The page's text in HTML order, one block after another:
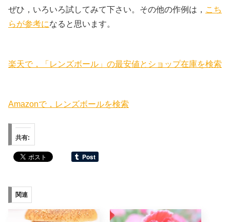
ぜひ，いろいろ試してみて下さい。その他の作例は， こち
らが参考になると思います。
楽天で，「レンズボール」の最安値とショップ在庫を検索
Amazonで，レンズボールを検索
共有:
関連